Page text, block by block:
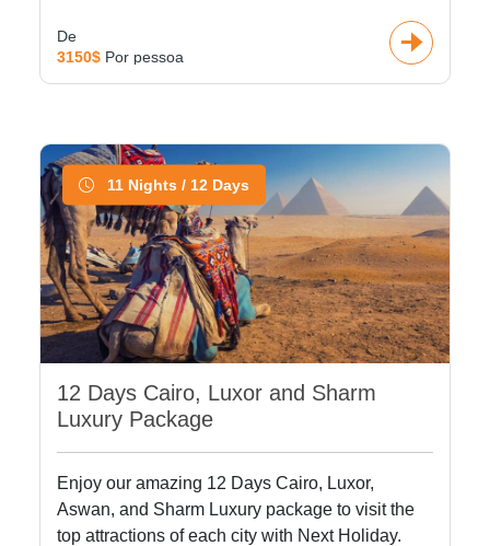
De
3150$ Por pessoa
11 Nights / 12 Days
12 Days Cairo, Luxor and Sharm
Luxury Package
Enjoy our amazing 12 Days Cairo, Luxor,
Aswan, and Sharm Luxury package to visit the
top attractions of each city with Next Holiday.